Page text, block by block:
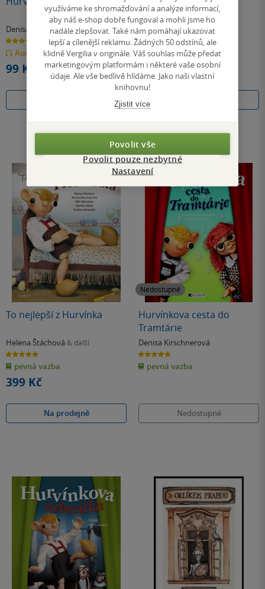
Denisa Kirschnerová
5.0
z
5
hvězdiček
Audiokniha(mp3)
99 Kč
Denisa Kirschnerová
0.0
z
5
hvězdiček
Audiokniha(mp3)
149 Kč
To nejlepší z Hurvínka
Helena Štáchová & další
5.0
z
5
hvězdiček
pevná vazba
399 Kč
Na prodejně
Nedostupné
Hurvínkova cesta do
Tramtárie
Denisa Kirschnerová
5.0
z
5
hvězdiček
pevná vazba
Nedostupné
využíváme ke shromažďování a analýze informací,
aby náš e-shop dobře fungoval a mohli jsme ho
nadále zlepšovat. Také nám pomáhají ukazovat
lepší a cílenější reklamu. Žádných 50 odstínů, ale
klidně Vergilia v originále. Váš souhlas může předat
marketingovým platformám i některé vaše osobní
údaje. Ale vše bedlivě hlídáme. Jako naši vlastní
knihovnu!
Zjistit více
Povolit vše
Povolit pouze nezbytné
Nastavení